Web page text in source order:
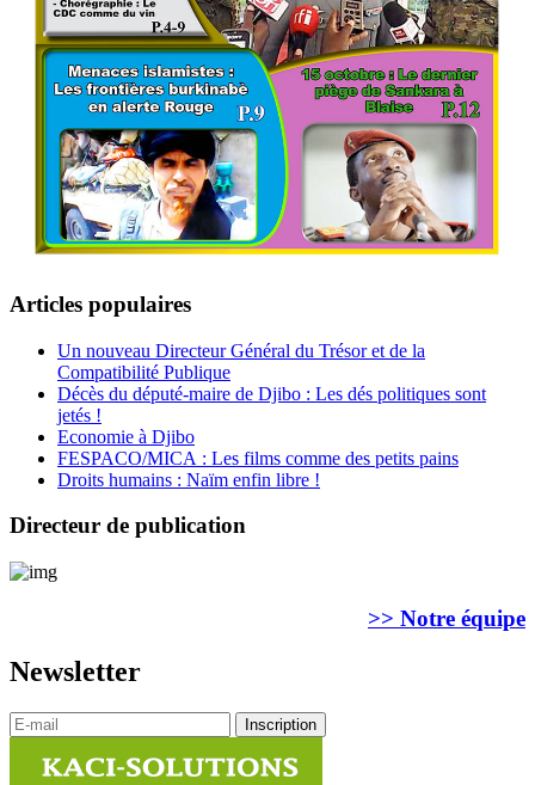
Articles populaires
Un nouveau Directeur Général du Trésor et de la
Compatibilité Publique
Décès du député-maire de Djibo : Les dés politiques sont
jetés !
Economie à Djibo
FESPACO/MICA : Les films comme des petits pains
Droits humains : Naïm enfin libre !
Directeur de publication
>> Notre équipe
Newsletter